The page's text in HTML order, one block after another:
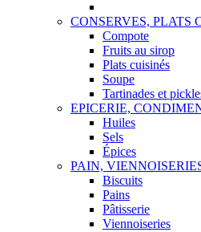
CONSERVES, PLATS
Compote
Fruits au sirop
Plats cuisinés
Soupe
Tartinades et
EPICERIE,
Huiles
Sels
Épices
PAIN,
Biscuits
Pains
Pâtisserie
Viennoiseries